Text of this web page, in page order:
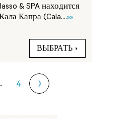
& SPA находится
Капра (Cala....»»
ВЫБРАТЬ
4